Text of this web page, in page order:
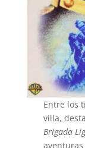
Entre los
villa,
Brigada